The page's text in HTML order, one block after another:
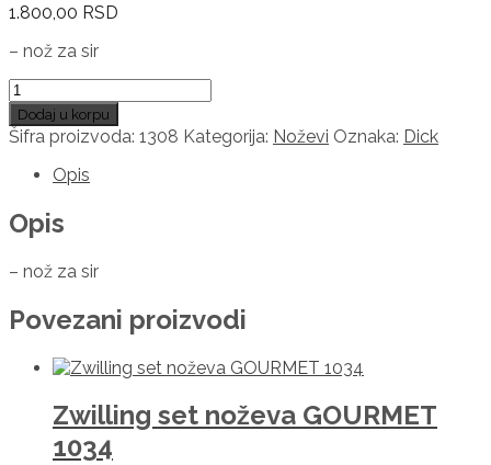
1.800,00 RSD
– nož za sir
Dick
Pro
Dynamic
1308
količina
Dodaj u korpu
Šifra proizvoda: 1308 Kategorija: Noževi Oznaka: Dick
Opis
Opis
– nož za sir
Povezani proizvodi
Zwilling set noževa GOURMET
1034